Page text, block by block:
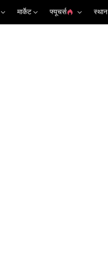
मार्केट फ्यूचर्स स्थान